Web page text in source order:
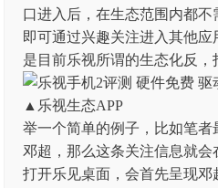
口进入后，在生态范围内都不
即可通过兴趣关注进入其他
是目前乐视所谓的生态化反，
▲乐视生态APP
举一个简单的例子，比如笔者
邓超，那么这条关注信息就会
打开乐见桌面，会首先呈现